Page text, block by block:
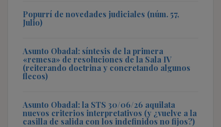
Popurrí de novedades judiciales (núm. 57,
Julio)
Asunto Obadal: síntesis de la primera
«remesa» de resoluciones de la Sala IV
(reiterando doctrina y concretando algunos
flecos)
Asunto Obadal: la STS 30/06/26 aquilata
nuevos criterios interpretativos (y ¿vuelve a la
casilla de salida con los indefinidos no fijos?)